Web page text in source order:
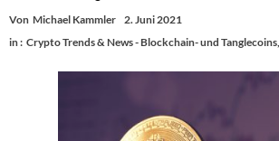
Von Michael Kammler 2. Juni 2021
in : Crypto Trends & News - Blockchain- und Tanglecoins,